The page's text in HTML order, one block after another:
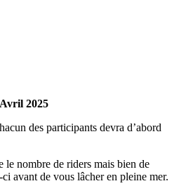
2025
des participants devra d’abord
le nombre de riders mais bien de
avant de vous lâcher en pleine mer.